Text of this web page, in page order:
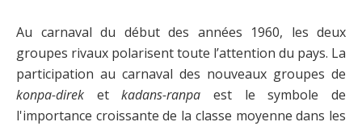
Au carnaval du début des années 1960, les deux
groupes rivaux polarisent toute l’attention du pays. La
participation au carnaval des nouveaux groupes de
konpa-direk etkadans-ranpa est le symbole de
l'importance croissante de la classe moyenne dans les